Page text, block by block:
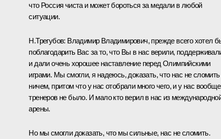
что Россия чиста и может бороться за медали в любой
ситуации.
Н.Трегубов: Владимир Владимирович, прежде всего хотел
поблагодарить Вас за то, что Вы в нас верили,
и дали очень хорошее наставление перед Олимпийскими
играми. Мы смогли, я надеюсь, доказать, что нас не сломить
ничем, притом что у нас отобрали много чего, и у нас вообще
тренеров не было. И мало кто верил в нас из
арены.
Но мы смогли доказать, что мы сильные, нас не сломить.